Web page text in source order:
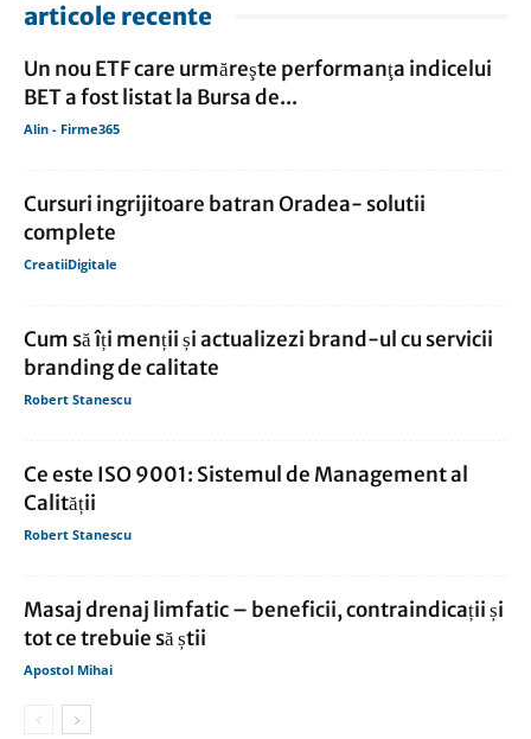
articole recente
Un nou ETF care urmăreşte performanţa indicelui
BET a fost listat la Bursa de...
Alin - Firme365
Cursuri ingrijitoare batran Oradea- solutii
complete
CreatiiDigitale
Cum să îți menții și actualizezi brand-ul cu servicii
branding de calitate
Robert Stanescu
Ce este ISO 9001: Sistemul de Management al
Calității
Robert Stanescu
Masaj drenaj limfatic – beneficii, contraindicații și
tot ce trebuie să știi
Apostol Mihai